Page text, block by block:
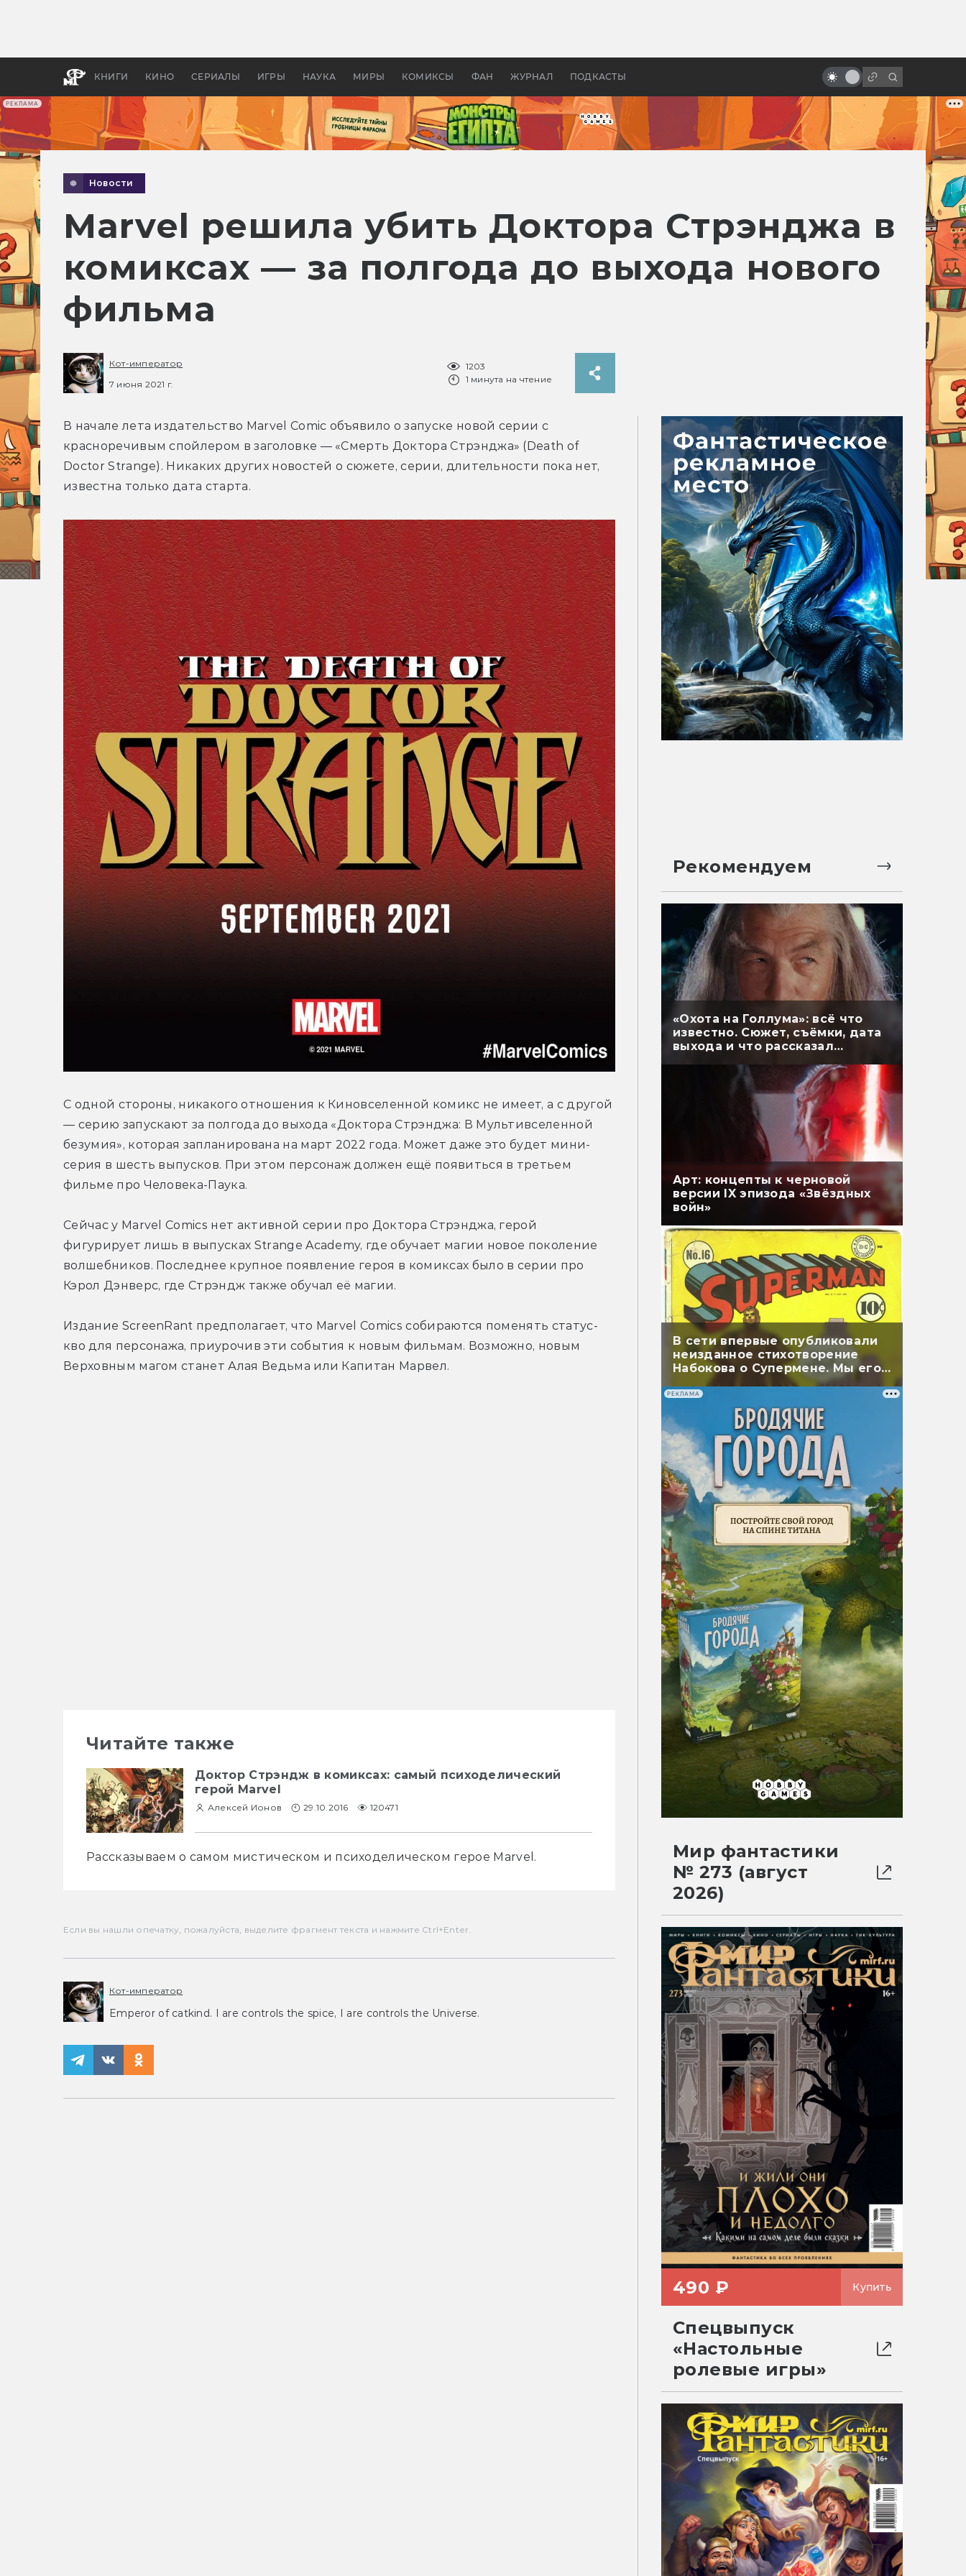
РЕКЛАМА
КНИГИ КИНО СЕРИАЛЫ ИГРЫ НАУКА МИРЫ КОМИКСЫ ФАН ЖУРНАЛ ПОДКАСТЫ
бы «Властелина колец»
Древней Грецией
Мышкин в Зоне Посещения
Новости
Marvel решила убить Доктора Стрэнджа в
комиксах — за полгода до выхода нового
фильма
Кот-император
7 июня 2021 г.
1203
1 минута на чтение
В начале лета издательство Marvel Comic объявило о запуске новой серии с
красноречивым спойлером в заголовке — «Смерть Доктора Стрэнджа» (Death of
Doctor Strange). Никаких других новостей о сюжете, серии, длительности пока нет,
известна только дата старта.
С одной стороны, никакого отношения к Киновселенной комикс не имеет, а с другой
— серию запускают за полгода до выхода «Доктора Стрэнджа: В Мультивселенной
безумия», которая запланирована на март 2022 года. Может даже это будет мини-
серия в шесть выпусков. При этом персонаж должен ещё появиться в третьем
фильме про Человека-Паука.
Сейчас у Marvel Comics нет активной серии про Доктора Стрэнджа, герой
фигурирует лишь в выпусках Strange Academy, где обучает магии новое поколение
волшебников. Последнее крупное появление героя в комиксах было в серии про
Кэрол Дэнверс, где Стрэндж также обучал её магии.
Издание ScreenRant предполагает, что Marvel Comics собираются поменять статус-
кво для персонажа, приурочив эти события к новым фильмам. Возможно, новым
Верховным магом станет Алая Ведьма или Капитан Марвел.
Читайте также
Доктор Стрэндж в комиксах: самый психоделический
герой Marvel
Алексей Ионов 29.10.2016 120471
Рассказываем о самом мистическом и психоделическом герое Marvel.
Если вы нашли опечатку, пожалуйста, выделите фрагмент текста и нажмите Ctrl+Enter.
Кот-император
Emperor of catkind. I are controls the spice, I are controls the Universe.
Рекомендуем
«Охота на Голлума»: всё что
известно. Сюжет, съёмки, дата
выхода и что рассказал
Арт: концепты к черновой
версии IX эпизода «Звёздных
войн»
В сети впервые опубликовали
неизданное стихотворение
Набокова о Супермене. Мы его
перевели
РЕКЛАМА
Мир фантастики
№ 273 (август
2026)
490 ₽ Купить
Спецвыпуск
«Настольные
ролевые игры»